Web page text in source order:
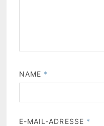
NAME *
E-MAIL-ADRESSE *